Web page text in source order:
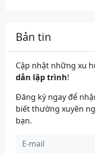
Bản tin
Cập nhật những xu
dẫn lập trình!
Đăng ký ngay để
biết thường xuyên
bạn.